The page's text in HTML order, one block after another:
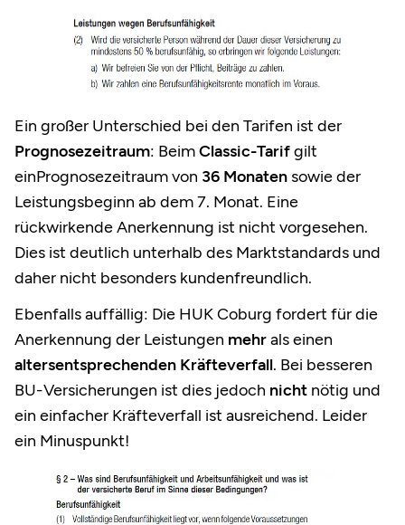
Ein großer Unterschied bei den Tarifen ist der
Prognosezeitraum: BeimClassic-Tarifgilt
einPrognosezeitraum von 36 Monaten sowie der
Leistungsbeginn ab dem 7. Monat. Eine
rückwirkende Anerkennung ist nicht vorgesehen.
Dies ist deutlich unterhalb des Marktstandards und
daher nicht besonders kundenfreundlich.
Ebenfalls auffällig: Die HUK Coburg fordert für die
Anerkennung der Leistungen mehrals einen
altersentsprechenden Kräfteverfall. Bei besseren
BU-Versicherungen ist dies jedoch nicht nötig und
ein einfacher Kräfteverfall ist ausreichend. Leider
ein Minuspunkt!